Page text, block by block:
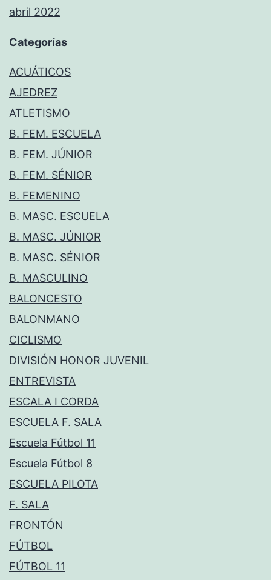
abril 2022
Categorías
ACUÁTICOS
AJEDREZ
ATLETISMO
B. FEM. ESCUELA
B. FEM. JÚNIOR
B. FEM. SÉNIOR
B. FEMENINO
B. MASC. ESCUELA
B. MASC. JÚNIOR
B. MASC. SÉNIOR
B. MASCULINO
BALONCESTO
BALONMANO
CICLISMO
DIVISIÓN HONOR JUVENIL
ENTREVISTA
ESCALA I CORDA
ESCUELA F. SALA
Escuela Fútbol 11
Escuela Fútbol 8
ESCUELA PILOTA
F. SALA
FRONTÓN
FÚTBOL
FÚTBOL 11